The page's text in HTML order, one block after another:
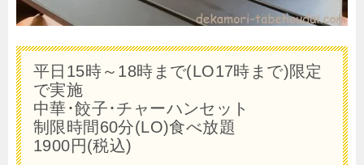
平日15時～18時まで(LO17時まで)限定
で実施
中華･餃子･チャーハンセット
制限時間60分(LO)食べ放題
1900円(税込)